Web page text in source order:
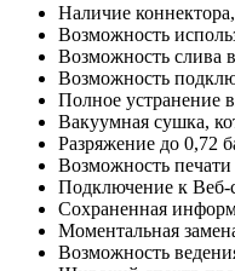
Наличие коннектора,
Возможность
Возможность слива
Возможность
Полное устранение
Вакуумная сушка,
Разряжение до 0,72
Возможность
Подключение к Веб-
Сохраненная
Моментальная
Возможность